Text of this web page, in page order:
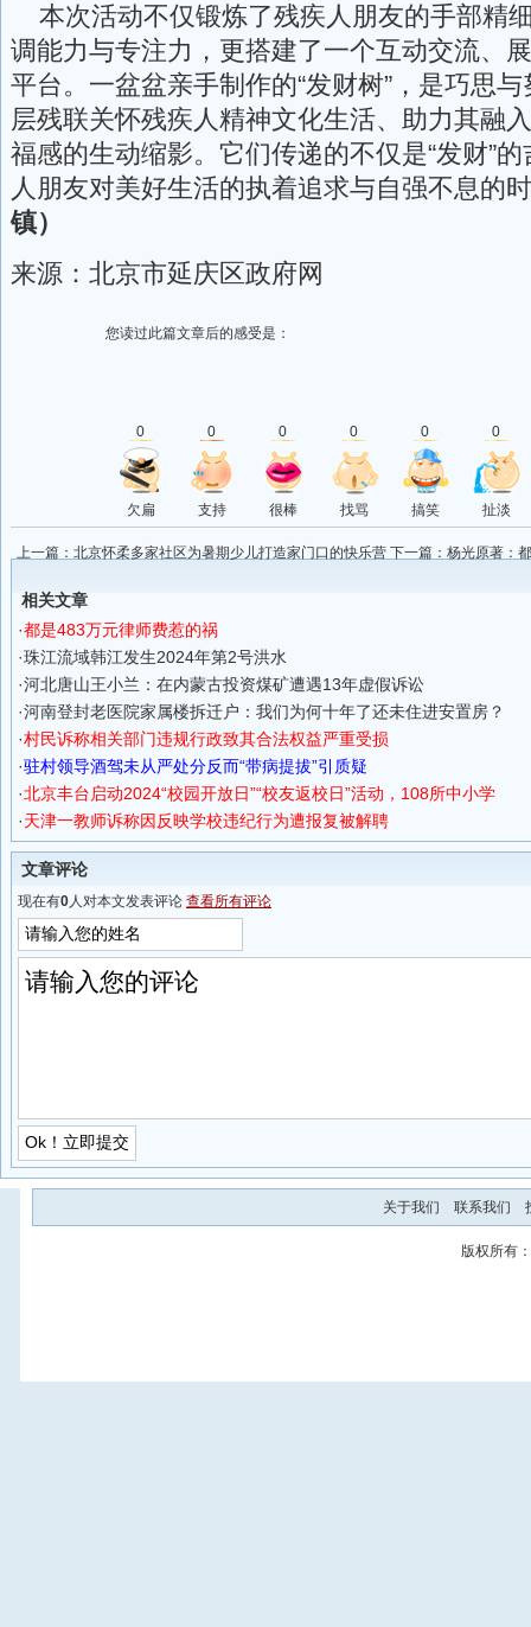
本次活动不仅锻炼了残疾人朋友的手部精
调能力与专注力，更搭建了一个互动交流、
平台。一盆盆亲手制作的“发财树”，是巧思
层残联关怀残疾人精神文化生活、助力其融
福感的生动缩影。它们传递的不仅是“发财”
人朋友对美好生活的执着追求与自强不息的
镇）
来源：北京市延庆区政府网
您读过此篇文章后的感受是：
0 0 0 0 0 0
欠扁 支持 很棒 找骂 搞笑 扯淡
上一篇： 北京怀柔多家社区为暑期少儿打造家门口的快乐营 下一篇： 杨光原著：
相关文章
·都是483万元律师费惹的祸
·珠江流域韩江发生2024年第2号洪水
·河北唐山王小兰：在内蒙古投资煤矿遭遇13年虚假诉讼
·河南登封老医院家属楼拆迁户：我们为何十年了还未住进安置房？
·村民诉称相关部门违规行政致其合法权益严重受损
·驻村领导酒驾未从严处分反而“带病提拔”引质疑
·北京丰台启动2024“校园开放日”“校友返校日”活动，108所中小学
·天津一教师诉称因反映学校违纪行为遭报复被解聘
文章评论
现在有0人对本文发表评论 查看所有评论
关于我们 联系我们
版权所有：